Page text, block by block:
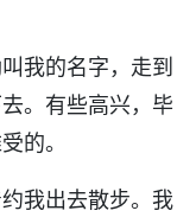
我的名字，走到
。有些高兴，毕
的。
我出去散步。我